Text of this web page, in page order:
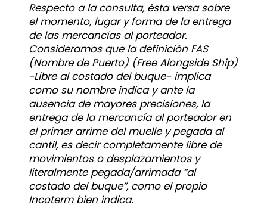
Respecto a la consulta, ésta versa sobre
el momento, lugar y forma de la entrega
de las mercancías al porteador.
Consideramos que la definición FAS
(Nombre de Puerto) (Free Alongside Ship)
-Libre al costado del buque- implica
como su nombre indica y ante la
ausencia de mayores precisiones, la
entrega de la mercancía al porteador en
el primer arrime del muelle y pegada al
cantil, es decir completamente libre de
movimientos o desplazamientos y
literalmente pegada/arrimada “al
costado del buque”, como el propio
Incoterm bien indica.